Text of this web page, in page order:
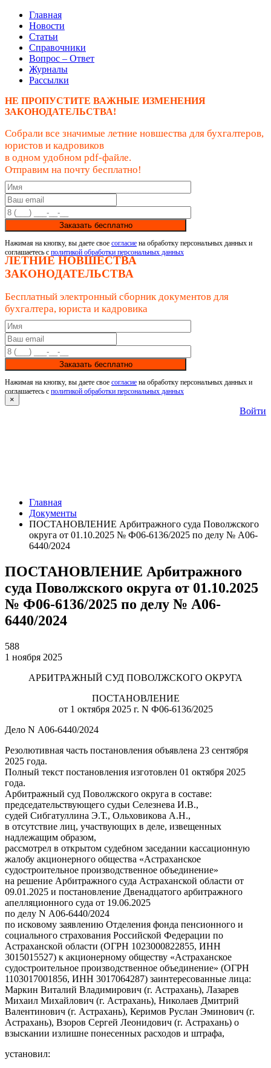
Главная
Новости
Статьи
Справочники
Вопрос – Ответ
Журналы
Рассылки
НЕ ПРОПУСТИТЕ ВАЖНЫЕ ИЗМЕНЕНИЯ
ЗАКОНОДАТЕЛЬСТВА!
Собрали все значимые летние новшества для бухгалтеров,
юристов и кадровиков
в одном удобном pdf-файле.
Отправим на почту бесплатно!
Заказать бесплатно
Нажимая на кнопку, вы даете свое согласие на обработку персональных данных и
соглашаетесь с политикой обработки персональных данных
ЛЕТНИЕ НОВШЕСТВА
ЗАКОНОДАТЕЛЬСТВА
Бесплатный электронный сборник документов для
бухгалтера, юриста и кадровика
Заказать бесплатно
Нажимая на кнопку, вы даете свое согласие на обработку персональных данных и
соглашаетесь с политикой обработки персональных данных
×
Войти
Главная
Документы
ПОСТАНОВЛЕНИЕ Арбитражного суда Поволжского
округа от 01.10.2025 № Ф06-6136/2025 по делу № А06-
6440/2024
ПОСТАНОВЛЕНИЕ Арбитражного
суда Поволжского округа от 01.10.2025
№ Ф06-6136/2025 по делу № А06-
6440/2024
588
1 ноября 2025
АРБИТРАЖНЫЙ СУД ПОВОЛЖСКОГО ОКРУГА
ПОСТАНОВЛЕНИЕ
от 1 октября 2025 г. N Ф06-6136/2025
Дело N А06-6440/2024
Резолютивная часть постановления объявлена 23 сентября
2025 года.
Полный текст постановления изготовлен 01 октября 2025
года.
Арбитражный суд Поволжского округа в составе:
председательствующего судьи Селезнева И.В.,
судей Сибгатуллина Э.Т., Ольховикова А.Н.,
в отсутствие лиц, участвующих в деле, извещенных
надлежащим образом,
рассмотрел в открытом судебном заседании кассационную
жалобу акционерного общества «Астраханское
судостроительное производственное объединение»
на решение Арбитражного суда Астраханской области от
09.01.2025 и постановление Двенадцатого арбитражного
апелляционного суда от 19.06.2025
по делу N А06-6440/2024
по исковому заявлению Отделения фонда пенсионного и
социального страхования Российской Федерации по
Астраханской области (ОГРН 1023000822855, ИНН
3015015527) к акционерному обществу «Астраханское
судостроительное производственное объединение» (ОГРН
1103017001856, ИНН 3017064287) заинтересованные лица:
Маркин Виталий Владимирович (г. Астрахань), Лазарев
Михаил Михайлович (г. Астрахань), Николаев Дмитрий
Валентинович (г. Астрахань), Керимов Руслан Эминович (г.
Астрахань), Взоров Сергей Леонидович (г. Астрахань) о
взыскании излишне понесенных расходов и штрафа,
установил: